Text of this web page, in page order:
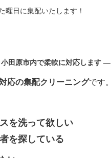
曜日に集配いたします！
田原市内で柔軟に対応します —
応の集配クリーニングです。
を洗って欲しい
を探している